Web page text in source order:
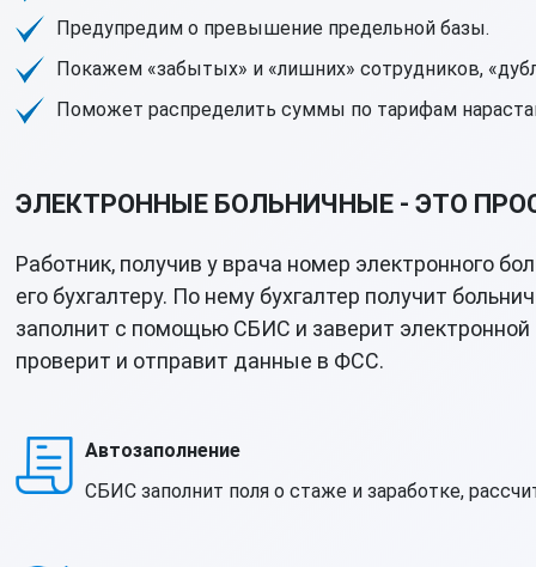
Предупредим о превышение предельной базы.
Покажем «забытых» и «лишних» сотрудников,
Поможет распределить суммы по тарифам
ЭЛЕКТРОННЫЕ БОЛЬНИЧНЫЕ - ЭТО
Работник, получив у врача номер электронного
его бухгалтеру. По нему бухгалтер получит
заполнит с помощью СБИС и заверит
проверит и отправит данные в ФСС.
Автозаполнение
СБИС заполнит поля о стаже и заработке,